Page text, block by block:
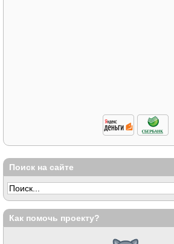
Поиск на сайте
Как помочь проекту?